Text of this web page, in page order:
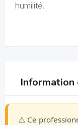
humilité.
Information
⚠️ Ce